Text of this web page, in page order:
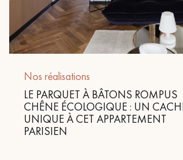
VOUS AVEZ UN
pas dans le choix et la pose de
Nos réalisations
LE PARQUET À BÂTONS ROMPUS
CHÊNE ÉCOLOGIQUE : UN
UNIQUE À CET APPARTEMENT
PARISIEN